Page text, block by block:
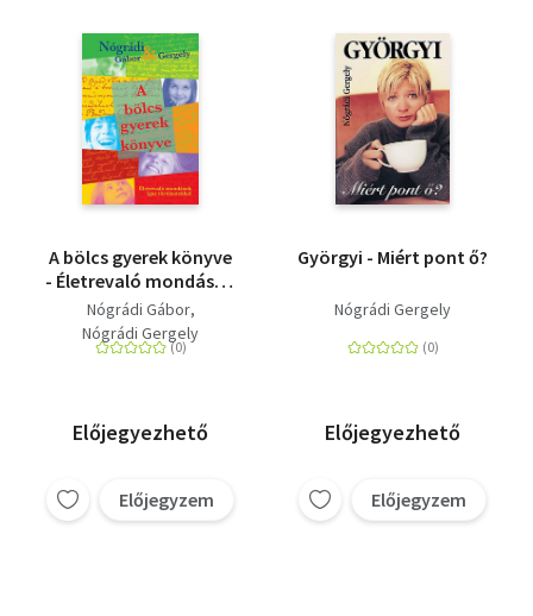
A bölcs gyerek könyve
- Életrevaló mondások
igaz történetekkel
Nógrádi Gábor
Nógrádi Gergely
Előjegyezhető
Előjegyzem
Györgyi - Miért pont ő?
Nógrádi Gergely
Előjegyezhető
Előjegyzem